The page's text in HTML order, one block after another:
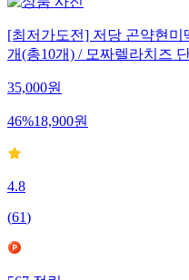
[최저가도전] 저당 곤약현미
개(총10개) / 모짜렐라치즈
35,000원
46%18,900원
4.8
(61)